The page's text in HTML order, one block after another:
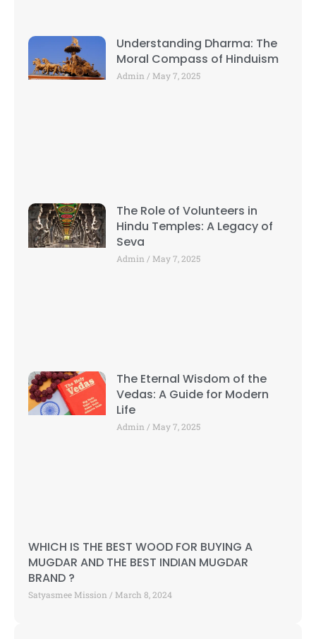
Understanding Dharma: The
Moral Compass of Hinduism
Admin May 7, 2025
The Role of Volunteers in
Hindu Temples: A Legacy of
Seva
Admin May 7, 2025
The Eternal Wisdom of the
Vedas: A Guide for Modern
Life
Admin May 7, 2025
WHICH IS THE BEST WOOD FOR BUYING A
MUGDAR AND THE BEST INDIAN MUGDAR
BRAND ?
Satyasmee Mission March 8, 2024